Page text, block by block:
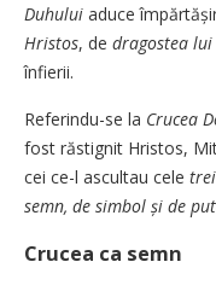
Duhului aduce
Hristos, de dragostea lui
înfierii.
Referindu-se la Crucea
fost răstignit Hristos,
cei ce-l ascultau cele
semn, de simbol și de
Crucea ca semn